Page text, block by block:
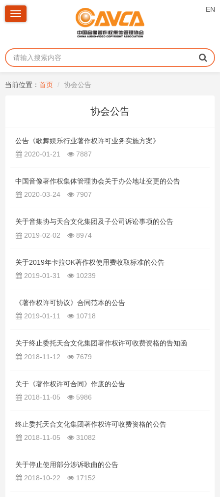
EN
Toggle
当前位置： 首页 协会公告
协会公告
公告《歌舞娱乐行业著作权许可业务实施方案》
2020-01-21
7887
中国音像著作权集体管理协会关于办公地址变更的公告
2020-03-24
7907
关于音集协与天合文化集团及子公司诉讼事项的公告
2019-02-02
8974
关于2019年卡拉OK著作权使用费收取标准的公告
2019-01-31
10239
《著作权许可协议》合同范本的公告
2019-01-11
10718
关于终止委托天合文化集团著作权许可收费资格的告知函
2018-11-12
7679
关于《著作权许可合同》作废的公告
2018-11-05
5986
终止委托天合文化集团著作权许可收费资格的公告
2018-11-05
31082
关于停止使用部分涉诉歌曲的公告
2018-10-22
17152